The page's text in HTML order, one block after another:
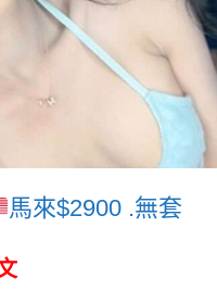
馬來$2900 .無套